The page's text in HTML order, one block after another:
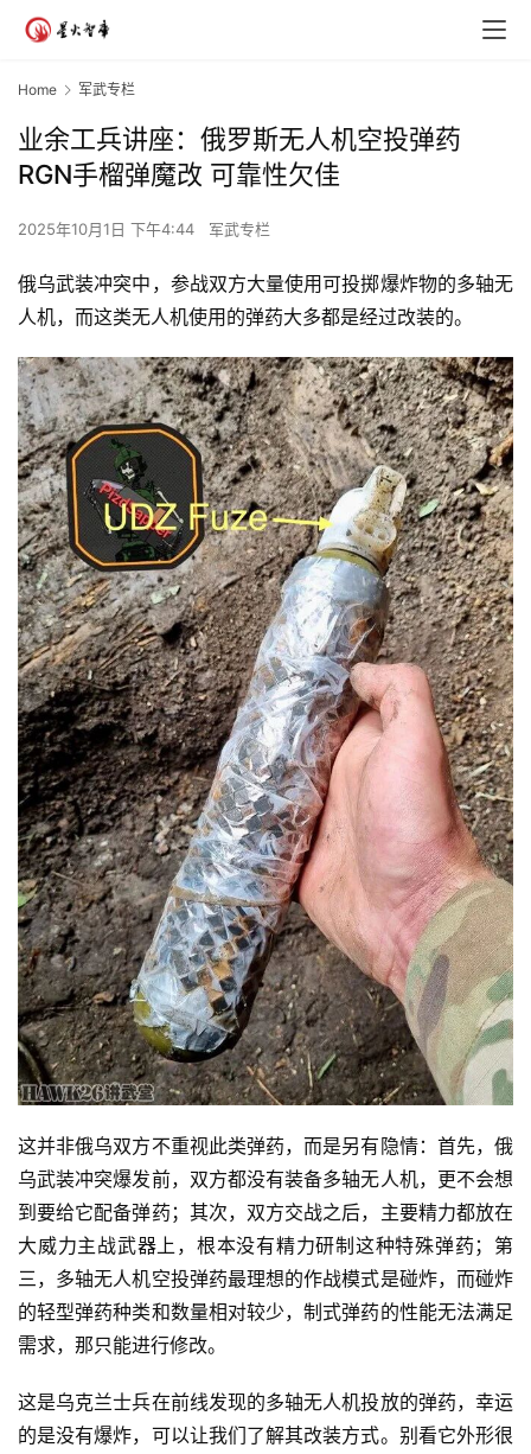
Home 军武专栏
业余工兵讲座：俄罗斯无人机空投弹药
RGN手榴弹魔改 可靠性欠佳
2025年10月1日 下午4:44 军武专栏
俄乌武装冲突中，参战双方大量使用可投掷爆炸物的多轴无
人机，而这类无人机使用的弹药大多都是经过改装的。
这并非俄乌双方不重视此类弹药，而是另有隐情：首先，俄
乌武装冲突爆发前，双方都没有装备多轴无人机，更不会想
到要给它配备弹药；其次，双方交战之后，主要精力都放在
大威力主战武器上，根本没有精力研制这种特殊弹药；第
三，多轴无人机空投弹药最理想的作战模式是碰炸，而碰炸
的轻型弹药种类和数量相对较少，制式弹药的性能无法满足
需求，那只能进行修改。
这是乌克兰士兵在前线发现的多轴无人机投放的弹药，幸运
的是没有爆炸，可以让我们了解其改装方式。别看它外形很